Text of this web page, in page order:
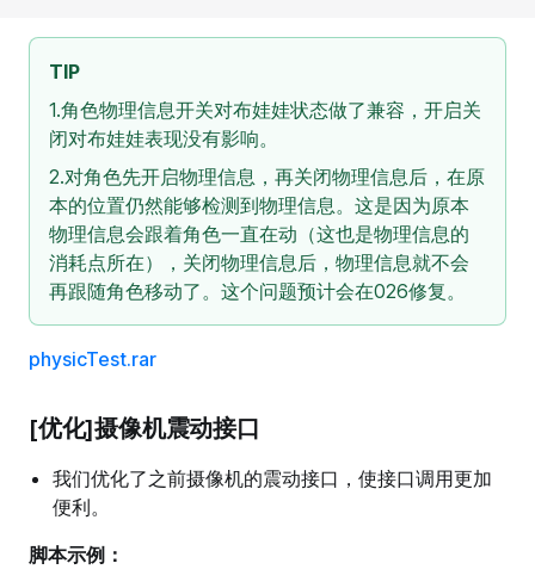
TIP
1.角色物理信息开关对布娃娃状态做了兼容，开启关
闭对布娃娃表现没有影响。
2.对角色先开启物理信息，再关闭物理信息后，在原
本的位置仍然能够检测到物理信息。这是因为原本
物理信息会跟着角色一直在动（这也是物理信息的
消耗点所在），关闭物理信息后，物理信息就不会
再跟随角色移动了。这个问题预计会在026修复。
physicTest.rar
[优化]摄像机震动接口
我们优化了之前摄像机的震动接口，使接口调用更加
便利。
脚本示例：